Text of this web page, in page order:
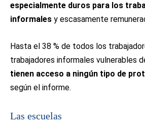
especialmente duros para los
informales y escasamente
Hasta el 38 % de todos los
trabajadores informales vulnerables
tienen acceso a ningún tipo de
según el informe.
Las escuelas